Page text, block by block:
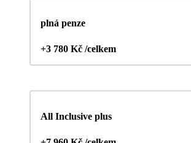
plná penze
+3 780 Kč /celkem
All Inclusive plus